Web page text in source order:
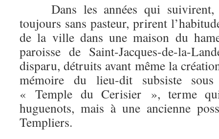
Dans les années qui suivirent,
toujours sans pasteur, prirent
de la ville dans une maison du
paroisse de Saint-Jacques-de-la-
disparu, détruits avant même la
mémoire du lieu-dit subsiste
« Temple du Cerisier », terme
huguenots, mais à une ancienne
Templiers.